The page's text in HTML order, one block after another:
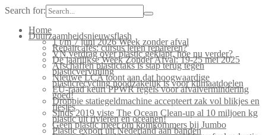
Search for:
Home
Duurzaamheidsnieuwsflash
1 t/m 7 juni 2026 Week zonder afval
Repaircafés: cursus leren repareren?
VN verdrag over plastic geklapt, hoe nu verder?
De jaarlijkse Week Zonder Afval: 19-25 mei 2025
Afschaffen plastictaks is stap terug tegen
plasticvervuiling
Nieuwe LCA toont aan dat hoogwaardige
plasticrecycling noodzakelijk is voor klimaatdoelen
EU-raad keurt PPWR regels voor afvalvermindering
goed!
Droppie statiegeldmachine accepteert zak vol blikjes en
flesjes
Sinds 2019 viste The Ocean Clean-up al 10 miljoen kg
plastic uit rivieren en oceanen!
Geen plastic meer om komkommers bij Jumbo
Plastic export uit Nederland aan banden